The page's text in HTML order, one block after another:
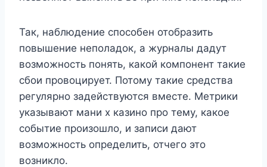
Так, наблюдение способен отобразить
повышение неполадок, а журналы дадут
возможность понять, какой компонент такие
сбои провоцирует. Потому такие средства
регулярно задействуются вместе. Метрики
указывают мани х казино про тему, какое
событие произошло, и записи дают
возможность определить, отчего это
возникло.